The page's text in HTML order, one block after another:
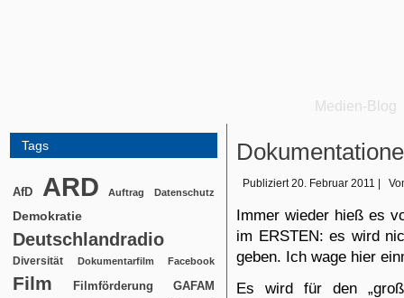
Medien-Blog
Tags
AfD ARD Auftrag Datenschutz
Demokratie
Deutschlandradio
Diversität Dokumentarfilm Facebook
Film Filmförderung GAFAM
Publiziert 20. Februar 2011
Immer wieder hieß es
im ERSTEN: es wird
geben. Ich wage hier
Es wird für den